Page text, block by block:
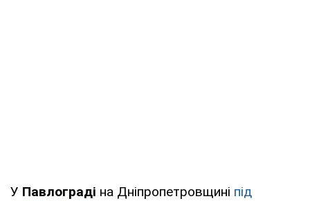
У Павлограді на Дніпропетровщині під